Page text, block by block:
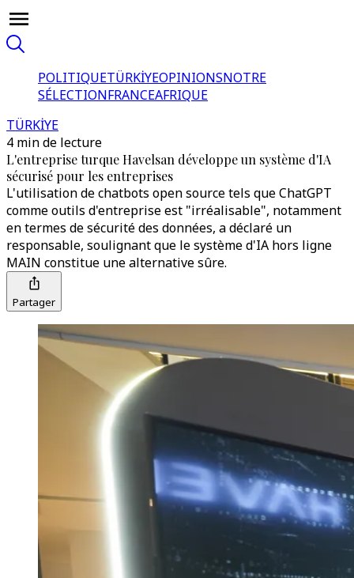
POLITIQUETÜRKİYEOPINIONSNOTRE
SÉLECTIONFRANCEAFRIQUE
TÜRKİYE
4 min de lecture
L'entreprise turque Havelsan développe un système d'IA
sécurisé pour les entreprises
L'utilisation de chatbots open source tels que ChatGPT
comme outils d'entreprise est "irréalisable", notamment
en termes de sécurité des données, a déclaré un
responsable, soulignant que le système d'IA hors ligne
MAIN constitue une alternative sûre.
Partager